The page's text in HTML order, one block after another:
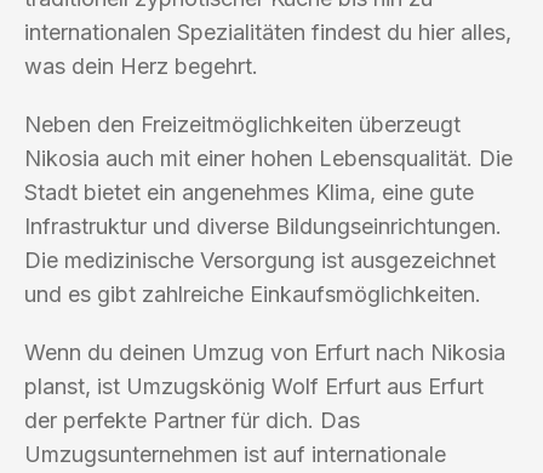
internationalen Spezialitäten findest du hier alles,
was dein Herz begehrt.
Neben den Freizeitmöglichkeiten überzeugt
Nikosia auch mit einer hohen Lebensqualität. Die
Stadt bietet ein angenehmes Klima, eine gute
Infrastruktur und diverse Bildungseinrichtungen.
Die medizinische Versorgung ist ausgezeichnet
und es gibt zahlreiche Einkaufsmöglichkeiten.
Wenn du deinen Umzug von Erfurt nach Nikosia
planst, ist Umzugskönig Wolf Erfurt aus Erfurt
der perfekte Partner für dich. Das
Umzugsunternehmen ist auf internationale